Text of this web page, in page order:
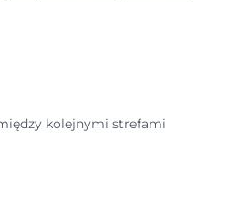
kolejnymi strefami